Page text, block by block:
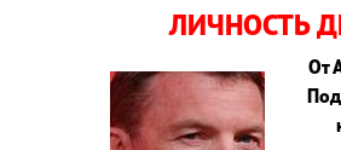
ЛИЧНОСТЬ
От